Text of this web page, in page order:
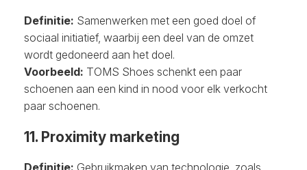
Definitie: Samenwerken met een goed doel of
sociaal initiatief, waarbij een deel van de omzet
wordt gedoneerd aan het doel.
Voorbeeld: TOMS Shoes schenkt een paar
schoenen aan een kind in nood voor elk verkocht
paar schoenen.
11. Proximity marketing